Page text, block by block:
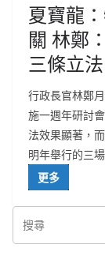
夏寶龍
關 林鄭
三條立法
行政長官林鄭
施一週年研討
法效果顯著，
明年舉行的三
更多